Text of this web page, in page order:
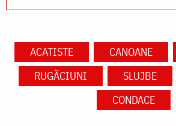
ACATISTE CANOANE
RUGĂCIUNI
SLUJBE
CONDACE